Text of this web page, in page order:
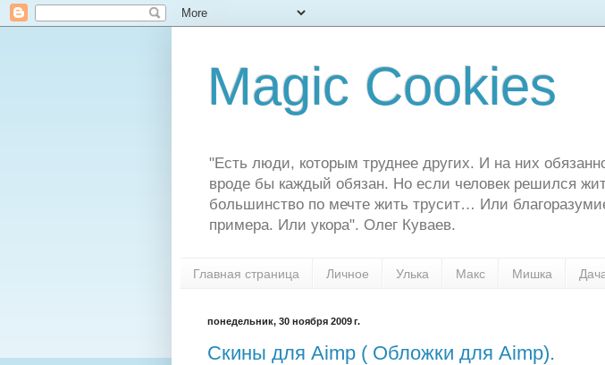
Magic Cookies
"Есть люди, которым труднее других. И на них
вроде бы каждый обязан. Но если человек решился
большинство по мечте жить трусит… Или
примера. Или укора". Олег Куваев.
Главная страница Личное Улька Макс Мишка
понедельник, 30 ноября 2009 г.
Скины для Aimp ( Обложки для Aimp).